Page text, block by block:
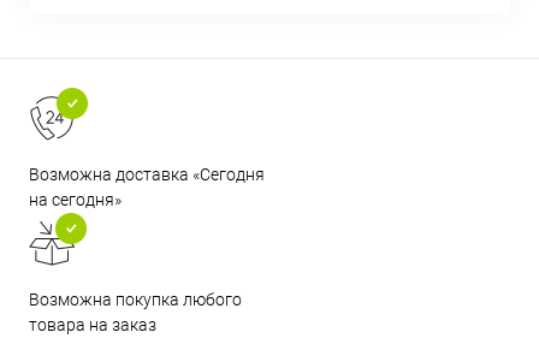
Возможна доставка «Сегодня
на сегодня»
Возможна покупка любого
товара на заказ